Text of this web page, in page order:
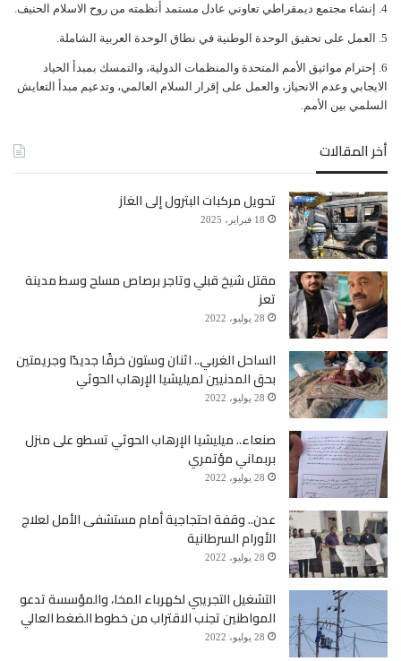
ﺇﻧﺸﺎﺀ ﻣﺠﺘﻤﻊ ﺩﻳﻤﻘﺮﺍﻃﻲ ﺗﻌﺎﻭﻧﻲ ﻋﺎﺩﻝ ﻣﺴﺘﻤﺪ ﺃﻧﻈﻤﺘﻪ ﻣﻦ ﺭﻭﺡ ﺍﻻﺳﻼﻡ ﺍﻟﺤﻨﻴﻒ.
ﺍﻟﻌﻤﻞ ﻋﻠﻰ ﺗﺤﻘﻴﻖ ﺍﻟﻮﺣﺪﺓ ﺍﻟﻮﻃﻨﻴﺔ ﻓﻲ ﻧﻄﺎﻕ ﺍﻟﻮﺣﺪﺓ ﺍﻟﻌﺮﺑﻴﺔ ﺍﻟﺸﺎﻣﻠﺔ.
ﺇﺣﺘﺮﺍﻡ ﻣﻮﺍﺛﻴﻖ الأﻣﻢ ﺍﻟﻤﺘﺤﺪﺓ ﻭﺍﻟﻤﻨﻈﻤﺎﺕ ﺍﻟﺪﻭﻟﻴﺔ، ﻭﺍﻟﺘﻤﺴﻚ ﺑﻤﺒﺪﺃ ﺍﻟﺤﻴﺎﺩ
ﺍﻻﻳﺠﺎﺑﻲ ﻭﻋﺪﻡ ﺍﻻﻧﺤﻴﺎﺯ، ﻭﺍﻟﻌﻤﻞ ﻋﻠﻰ ﺇﻗﺮﺍﺭ ﺍﻟﺴﻼﻡ ﺍﻟﻌﺎﻟﻤﻲ، ﻭﺗﺪﻋﻴﻢ ﻣﺒﺪﺃ ﺍﻟﺘﻌﺎﻳﺶ
ﺍﻟﺴﻠﻤﻲ ﺑﻴﻦ ﺍﻷﻣﻢ.
أخر المقالات
تحويل مركبات البترول إلى الغاز
18 فبراير، 2025
مقتل شيخ قبلي وتاجر برصاص مسلح وسط مدينة
تعز
28 يوليو، 2022
الساحل الغربي.. اثنان وستون خرقًا جديدًا وجريمتين
بحق المدنيين لميليشيا الإرهاب الحوثي
28 يوليو، 2022
صنعاء.. ميليشيا الإرهاب الحوثي تسطو على منزل
بربماني مؤتمري
28 يوليو، 2022
عدن.. وقفة احتجاجية أمام مستشفى الأمل لعلاج
الأورام السرطانية
28 يوليو، 2022
التشغيل التجريبي لكهرباء المخا، والمؤسسة تدعو
المواطنين تجنب الاقتراب من خطوط الضغط العالي
28 يوليو، 2022